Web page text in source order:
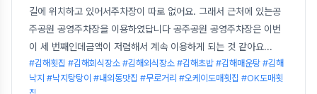
길에 위치하고 있어서주차장이 따로 없어요. 그래서 근처에 있는공
주공원 공영주차장을 이용하였답니다 공주공원 공영주차장은 이번
이 세 번째인데금액이 저렴해서 계속 이용하게 되는 것 같아요...
#김해횟집 #김해회식장소 #김해외식장소 #김해초밥 #김해매운탕 #김해
낙지 #낙지탕탕이 #내외동맛집 #무로거리 #오케이도매횟집 #OK도매횟